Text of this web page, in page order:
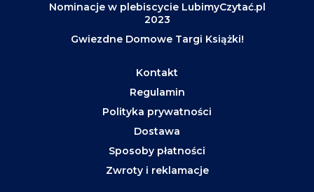
Nominacje w plebiscycie LubimyCzytać.pl
2023
Gwiezdne Domowe Targi Książki!
Kontakt
Regulamin
Polityka prywatności
Dostawa
Sposoby płatności
Zwroty i reklamacje